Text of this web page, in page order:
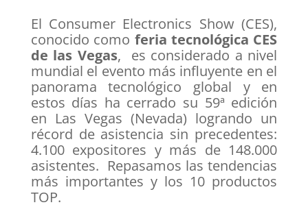
El Consumer Electronics Show (CES),
conocido como feria tecnológica CES
de las Vegas, es considerado a nivel
mundial el evento más influyente en el
panorama tecnológico global y en
estos días ha cerrado su 59ª edición
en Las Vegas (Nevada) logrando un
récord de asistencia sin precedentes:
4.100 expositores y más de 148.000
asistentes. Repasamos las tendencias
más importantes y los 10 productos
TOP.